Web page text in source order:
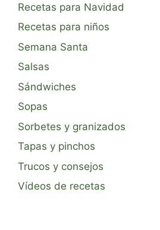
Recetas para Navidad
Recetas para niños
Semana Santa
Salsas
Sándwiches
Sopas
Sorbetes y granizados
Tapas y pinchos
Trucos y consejos
Vídeos de recetas